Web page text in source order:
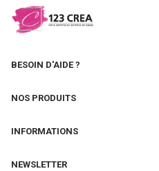
BESOIN D'AIDE ?
NOS PRODUITS
INFORMATIONS
NEWSLETTER